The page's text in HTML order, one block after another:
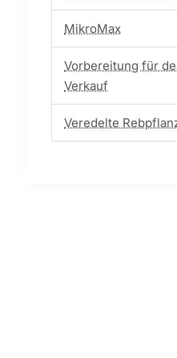
MikroMax
Vorbereitung für
Verkauf
Veredelte